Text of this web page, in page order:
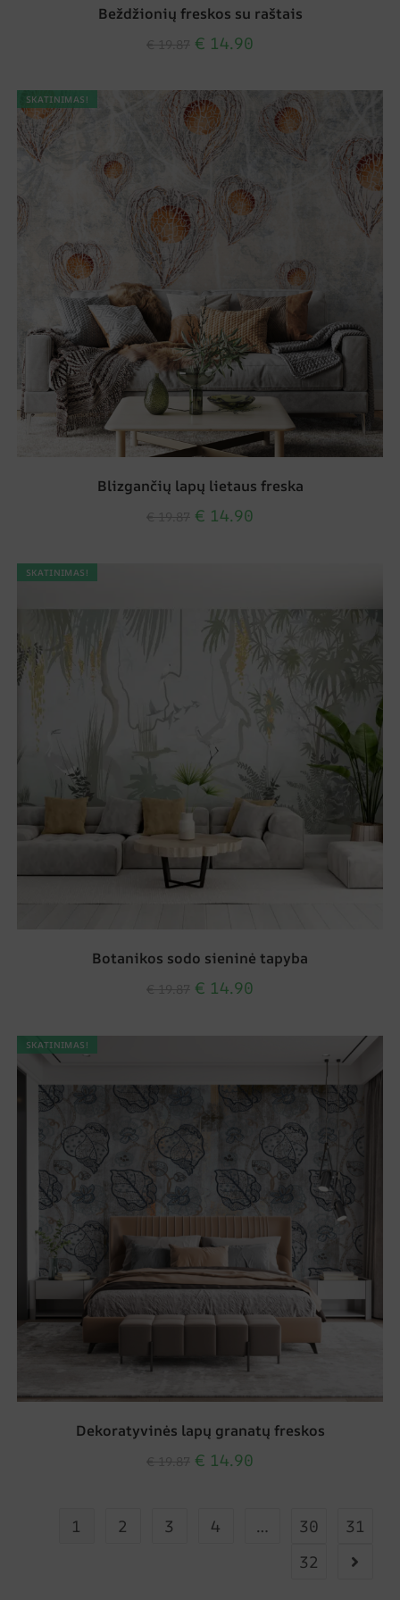
Beždžionių freskos su raštais
€ 14.90
SKATINIMAS!
Blizgančių lapų lietaus freska
€ 14.90
SKATINIMAS!
Botanikos sodo sieninė tapyba
€ 14.90
SKATINIMAS!
Dekoratyvinės lapų granatų freskos
€ 14.90
1 2 3 4 … 30
31
32